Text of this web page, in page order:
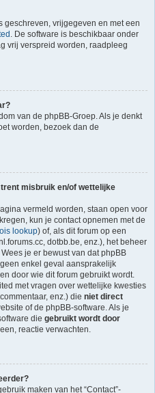
geschreven, vrijgegeven en met een
. De software is beschikbaar onder
vrij verspreid worden, raadpleeg
van de phpBB-Groep. Als je denkt
worden, bezoek dan de
misbruik en/of wettelijke
vermeld worden, staan open voor
kun je contact opnemen met de
lookup) of, als dit forum op een
dotbb.be, enz.), het beheer
je er bewust van dat phpBB
enkel geval aansprakelijk
door wie dit forum gebruikt wordt.
met vragen over wettelijke kwesties
enz.) die niet direct
of de phpBB-software. Als je
die gebruikt wordt door
reactie verwachten.
maken van het “Contact”-